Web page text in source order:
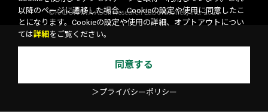
©KADOKAWA ASCII Research Laboratories, Inc. 2026
以降のページに遷移した場合、Cookieの設定や使用に同意したこ
とになります。Cookieの設定や使用の詳細、オプトアウトについ
ては詳細 をご覧ください。
同意する
＞プライバシーポリシー